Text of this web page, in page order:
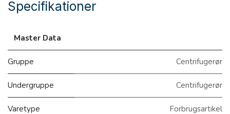
Specifikationer
Master Data
Gruppe Centrifugerør
Undergruppe Centrifugerør
Varetype Forbrugsartikel